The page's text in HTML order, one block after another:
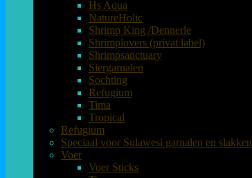
Hs Aqua
NatureHolic
Shrimp King /Dennerle
Shrimplovers (privat label)
Shrimpsanctuary
Siergarnalen
Sochting
Refugium
Tima
Tropical
Refugium
Speciaal voor Sulawesi garnalen en slakken
Voer
Voer Sticks